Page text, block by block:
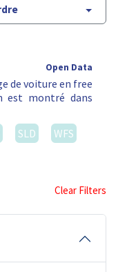
Open Data
de voiture en free
est montré dans
SLD
WFS
Clear Filters